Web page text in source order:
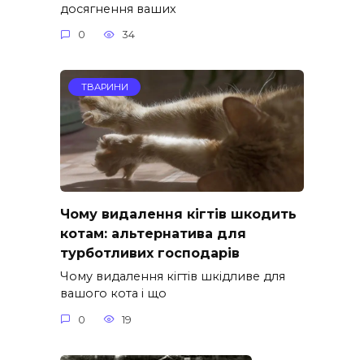
досягнення ваших
0 34
ТВАРИНИ
Чому видалення кігтів шкодить
котам: альтернатива для
турботливих господарів
Чому видалення кігтів шкідливе для
вашого кота і що
0 19